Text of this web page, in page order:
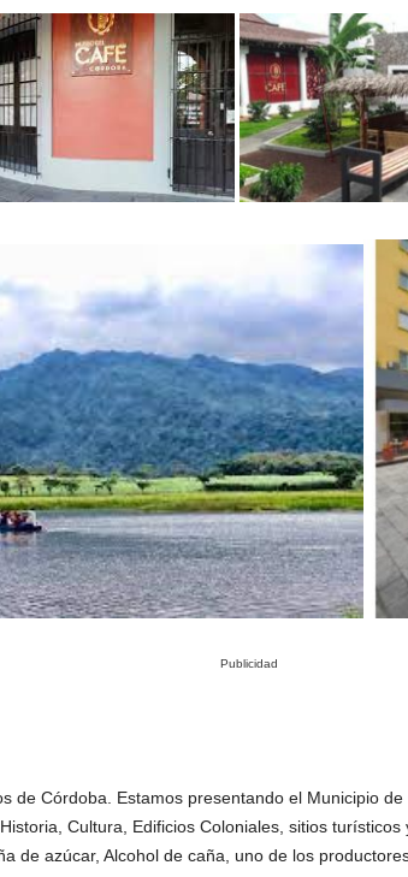
Publicidad
de Córdoba. Estamos presentando el Municipio de
Cultura, Edificios Coloniales, sitios
de azúcar, Alcohol de caña, uno de los